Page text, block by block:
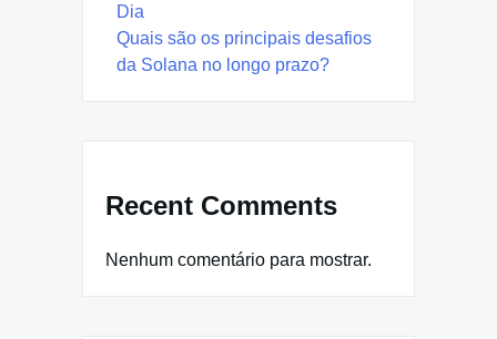
Dia
Quais são os principais desafios
da Solana no longo prazo?
Recent Comments
Nenhum comentário para mostrar.